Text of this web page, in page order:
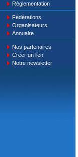
Règlementation
Fédérations
Organisateurs
Annuaire
Nos partenaires
Créer un lien
Notre newsletter